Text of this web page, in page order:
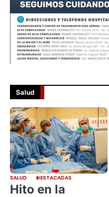
Salud
SALUD DESTACADAS
Hito en la